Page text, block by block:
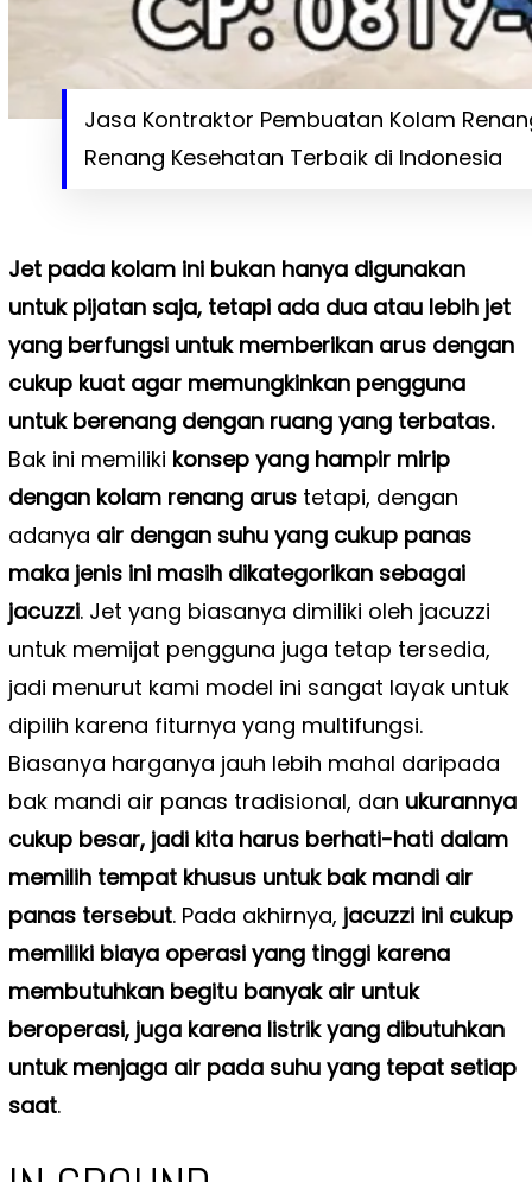
Jasa Kontraktor Pembuatan Kolam
Renang Kesehatan Terbaik di Indonesia
Jet pada kolam ini bukan hanya digunakan
untuk pijatan saja, tetapi ada dua atau lebih jet
yang berfungsi untuk memberikan arus dengan
cukup kuat agar memungkinkan pengguna
untuk berenang dengan ruang yang terbatas.
Bak ini memiliki konsep yang hampir mirip
dengan kolam renang arustetapi, dengan
adanya air dengan suhu yang cukup panas
maka jenis ini masih dikategorikan sebagai
jacuzzi. Jet yang biasanya dimiliki oleh jacuzzi
untuk memijat pengguna juga tetap tersedia,
jadi menurut kami model ini sangat layak untuk
dipilih karena fiturnya yang multifungsi.
Biasanya harganya jauh lebih mahal daripada
bak mandi air panas tradisional, dan ukurannya
cukup besar, jadi kita harus berhati-hati dalam
memilih tempat khusus untuk bak mandi air
panas tersebut. Pada akhirnya, jacuzzi ini cukup
memiliki biaya operasi yang tinggi karena
membutuhkan begitu banyak air untuk
beroperasi, juga karena listrik yang dibutuhkan
untuk menjaga air pada suhu yang tepat setiap
saat.